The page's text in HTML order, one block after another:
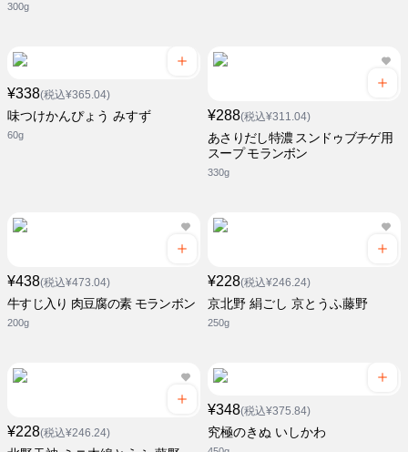
300g
¥338(税込¥365.04)
味つけかんぴょう みすず
60g
¥288(税込¥311.04)
あさりだし特濃 スンドゥブチゲ用
スープ モランボン
330g
¥438(税込¥473.04)
牛すじ入り 肉豆腐の素 モランボン
200g
¥228(税込¥246.24)
京北野 絹ごし 京とうふ藤野
250g
¥228(税込¥246.24)
¥348(税込¥375.84)
究極のきぬ いしかわ